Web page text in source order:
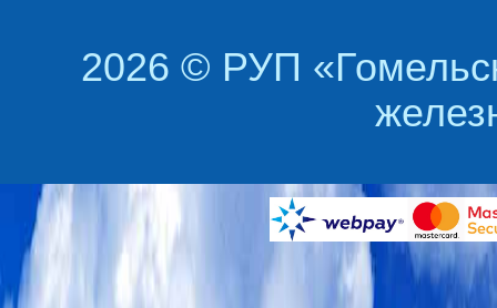
2026 © РУП